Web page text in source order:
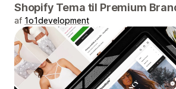
Shopify Tema til Premium
af 1o1development